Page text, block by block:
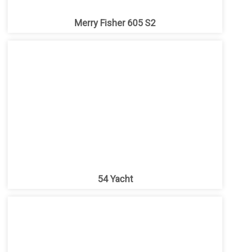
Merry Fisher 605 S2
54 Yacht